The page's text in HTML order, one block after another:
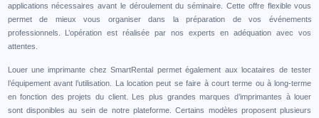
applications nécessaires avant le déroulement du séminaire. Cette offre flexible vous
permet de mieux vous organiser dans la préparation de vos événements
professionnels. L’opération est réalisée par nos experts en adéquation avec vos
attentes.
Louer une imprimante chez SmartRental permet également aux locataires de tester
l’équipement avant l’utilisation. La location peut se faire à court terme ou à long-terme
en fonction des projets du client. Les plus grandes marques d’imprimantes à louer
sont disponibles au sein de notre plateforme. Certains modèles proposent plusieurs